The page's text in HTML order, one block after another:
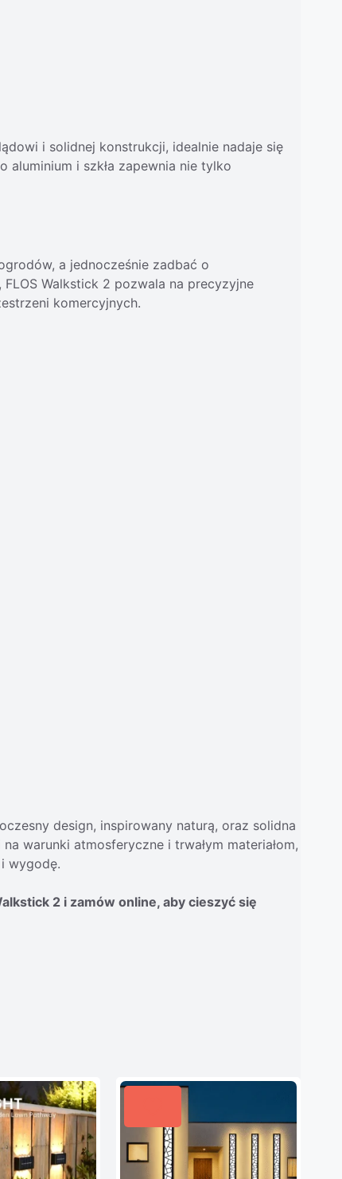
i solidnej konstrukcji, idealnie nadaje się
i szkła zapewnia nie tylko
a jednocześnie zadbać o
Walkstick 2 pozwala na precyzyjne
komercyjnych.
design, inspirowany naturą, oraz solidna
warunki atmosferyczne i trwałym materiałom,
wygodę.
2 i zamów online, aby cieszyć się